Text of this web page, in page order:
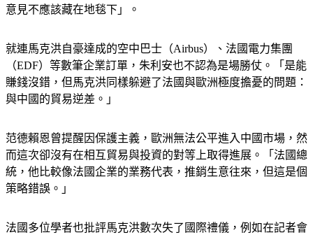
意見不應該藏在地毯下」。
就連馬克洪自豪達成的空中巴士（Airbus）、法國電力集團
（EDF）等數筆企業訂單，朱利安也不認為是場勝仗。「是能
賺錢沒錯，但馬克洪同樣躲避了法國與歐洲極度擔憂的問題：
與中國的貿易逆差。」
范德賴恩曾提醒因保護主義，歐洲無法公平進入中國市場，然
而這次卻沒有在相互貿易與投資的對等上取得進展。「法國總
統，他比較像法國企業的業務代表，推銷生意往來，但這是個
策略錯誤。」
法國多位學者也批評馬克洪數次失了國際禮儀，例如在記者會